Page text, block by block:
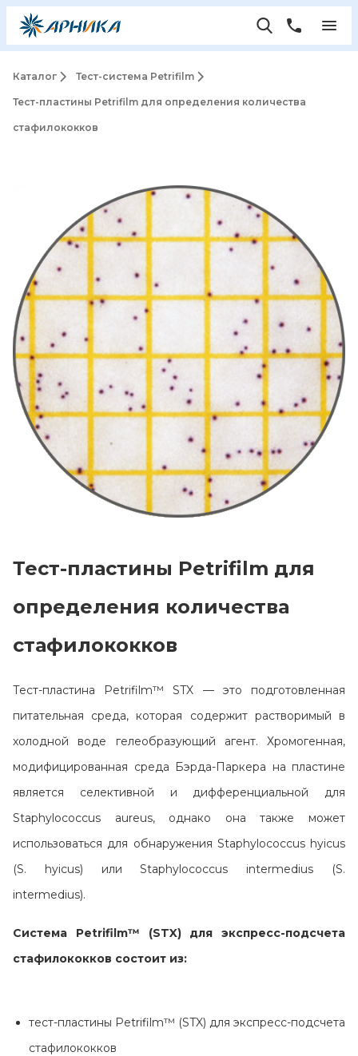
Каталог
Сотрудничество
Как купить
Контакты
Каталог Тест-система Petrifilm
Тест-пластины Petrifilm для определения количества
стафилококков
Тест-пластины Petrifilm для
определения количества
стафилококков
Тест-пластина Petrifilm™ STX — это подготовленная
питательная среда, которая содержит растворимый в
холодной воде гелеобразующий агент. Хромогенная,
модифицированная среда Бэрда-Паркера на пластине
является селективной и дифференциальной для
Staphylococcus aureus, однако она также может
использоваться для обнаружения Staphylococcus hyicus
(S. hyicus) или Staphylococcus intermedius (S.
intermedius).
Система Petrifilm™ (STX) для экспресс-подсчета
стафилококков состоит из:
тест-пластины Petrifilm™ (STX) для экспресс-подсчета
стафилококков